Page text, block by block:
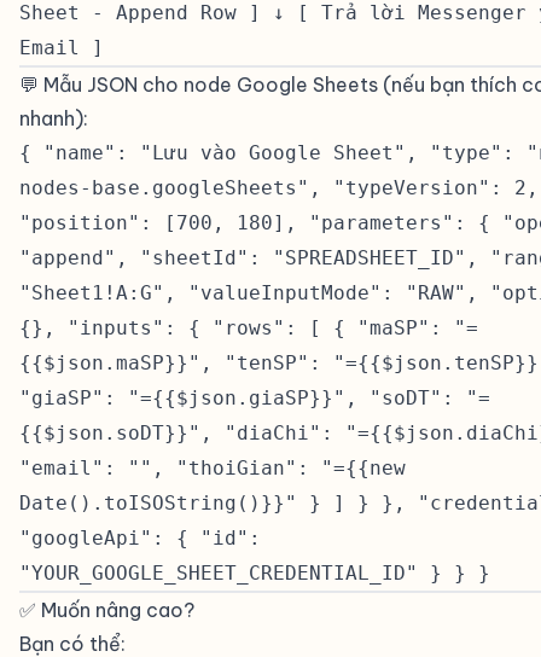
Sheet - Append Row ] ↓ [ Trả lời Messenger
Email ]
💬 Mẫu JSON cho node Google Sheets (nếu bạn thích
nhanh):
{ "name": "Lưu vào Google Sheet", "type":
nodes-base.googleSheets", "typeVersion": 2,
"position": [700, 180], "parameters": {
"append", "sheetId": "SPREADSHEET_ID",
"Sheet1!A:G", "valueInputMode": "RAW",
{}, "inputs": { "rows": [ { "maSP": "=
{{$json.maSP}}", "tenSP":
"giaSP": "={{$json.giaSP}}", "soDT": "=
{{$json.soDT}}", "diaChi":
"email": "", "thoiGian": "={{new
Date().toISOString()}}" } ] } },
"googleApi": { "id":
"YOUR_GOOGLE_SHEET_CREDENTIAL_ID" } } }
✅ Muốn nâng cao?
Bạn có thể: